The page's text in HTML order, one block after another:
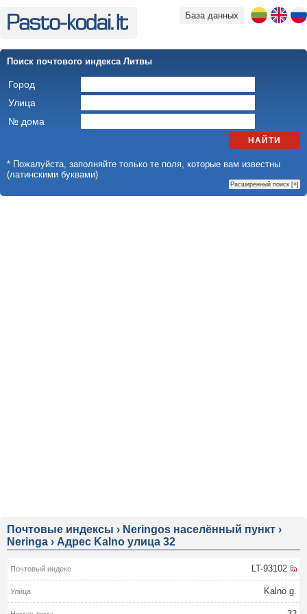
База данных
Поиск почтового индекса Литвы
Город
Улица
№ дома
НАЙТИ
* Пожалуйста, заполняйте только те поля, которые вам известны
(латинскими буквами)
Расширенный поиск [+]
Почтовые индексы › Neringos населённый пункт ›
Neringa › Адрес Kalno улица 32
LT-93102
Kalno g.